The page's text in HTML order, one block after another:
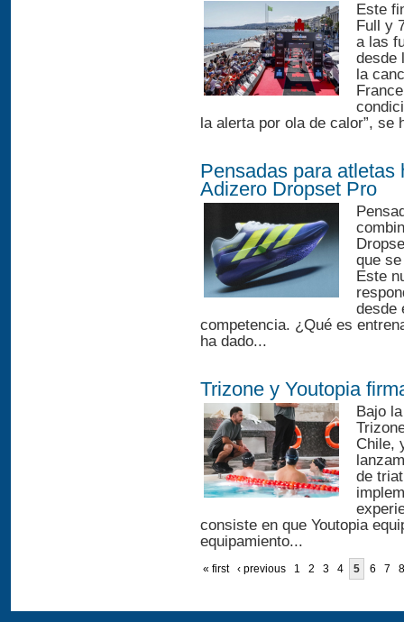
Este
Full y
a las
desde
la
la alerta por ola de calor”, se
Pensadas para
Adizero Dropset Pro
que
Este
desde
competencia. ¿Qué es
ha dado...
Trizone y Youtopia
Bajo
Chile,
de
consiste en que Youtopia
equipamiento...
« first ‹ previous 1 2 3 4 5 6 7 8